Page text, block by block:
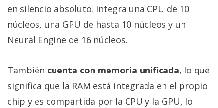
en silencio absoluto. Integra una CPU de 10
núcleos, una GPU de hasta 10 núcleos y un
Neural Engine de 16 núcleos.
También cuenta con memoria unificada, lo que
significa que la RAM está integrada en el propio
chip y es compartida por la CPU y la GPU, lo